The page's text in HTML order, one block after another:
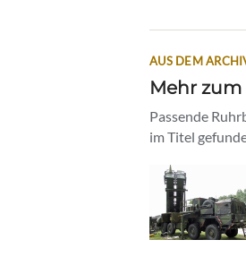
AUS DEM
Mehr zum
Passende
im Titel